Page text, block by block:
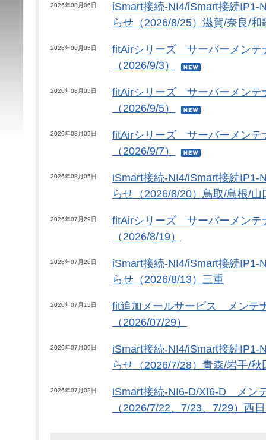
2026年08月06日
iSmart接続-NI4/iSmart接続
らせ（2026/8/25）滋賀/奈良/和
2026年08月05日
fitAirシリーズ サーバーメンテ
（2026/9/3）
2026年08月05日
fitAirシリーズ サーバーメンテ
（2026/9/5）
2026年08月05日
fitAirシリーズ サーバーメンテ
（2026/9/7）
2026年08月05日
iSmart接続-NI4/iSmart接続
らせ（2026/8/20）鳥取/島根/山
2026年07月29日
fitAirシリーズ サーバーメンテ
（2026/8/19）
2026年07月28日
iSmart接続-NI4/iSmart接続
らせ（2026/8/13）三重
2026年07月15日
fit追加メールサービス メンテ
（2026/07/29）
2026年07月09日
iSmart接続-NI4/iSmart接続
らせ（2026/7/28）青森/岩手/秋
2026年07月02日
iSmart接続-NI6-D/XI6-D メン
（2026/7/22、7/23、7/29）西